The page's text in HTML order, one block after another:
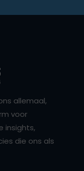
allemaal,
voor
insights,
die ons als